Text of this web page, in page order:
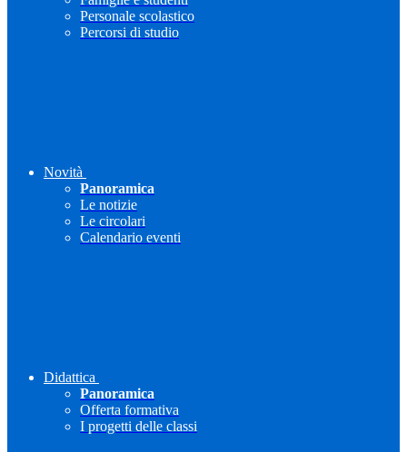
Personale scolastico
Percorsi di studio
Novità
Panoramica
Le notizie
Le circolari
Calendario eventi
Didattica
Panoramica
Offerta formativa
I progetti delle classi